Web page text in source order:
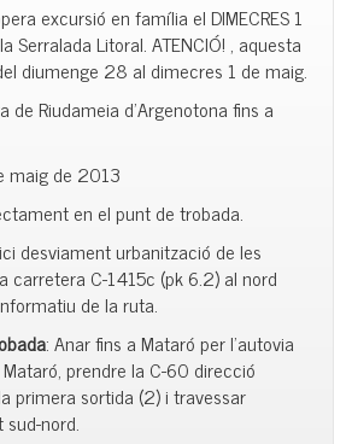
excursió en família el DIMECRES 1
Serralada Litoral. ATENCIÓ! , aquesta
diumenge 28 al dimecres 1 de maig.
de Riudameia d’Argenotona fins a
maig de 2013
en el punt de trobada.
desviament urbanització de les
carretera C-1415c (pk 6.2) al nord
de la ruta.
: Anar fins a Mataró per l’autovia
prendre la C-60 direcció
primera sortida (2) i travessar
nord.